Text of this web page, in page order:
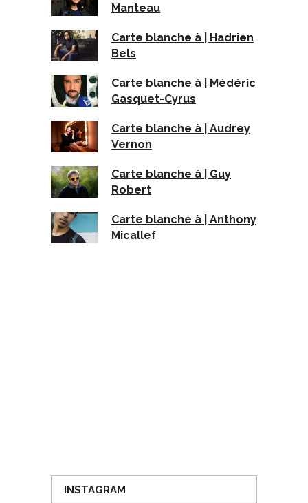
Manteau
Carte blanche à | Hadrien
Bels
Carte blanche à | Médéric
Gasquet-Cyrus
Carte blanche à | Audrey
Vernon
Carte blanche à | Guy
Robert
Carte blanche à | Anthony
Micallef
INSTAGRAM